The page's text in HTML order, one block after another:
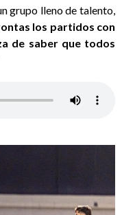
grupo lleno de talento,
los partidos con
de saber que todos